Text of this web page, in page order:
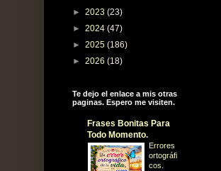
► 2023 (23)
► 2024 (47)
► 2025 (186)
► 2026 (18)
Te dejo el enlace a mis otras
paginas. Espero me visiten.
Frases Bonitas Para
Todo Momento.
Errores
ortográfi
cos.